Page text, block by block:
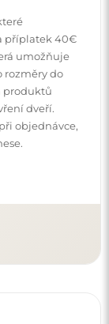
snadné a
návody.
čištění a